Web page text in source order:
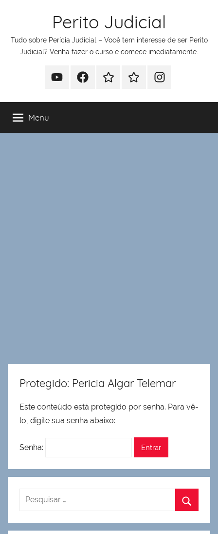
conteúdo
Perito Judicial
Tudo sobre Perícia Judicial – Você tem interesse de ser Perito
Judicial? Venha fazer o curso e comece imediatamente.
YoutubeFacebookWhatsappTelegramInstagram
Menu
Protegido: Pericia Algar Telemar
Este conteúdo está protegido por senha. Para vê-
lo, digite sua senha abaixo:
Senha: